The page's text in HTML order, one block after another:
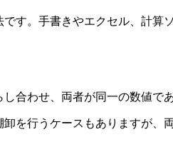
す。手書きやエクセル、計
合わせ、両者が同一の数値で
を行うケースもありますが